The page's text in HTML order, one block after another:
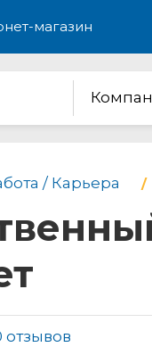
магазин
/ Карьера
отзывов